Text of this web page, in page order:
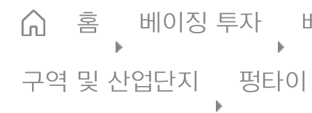
홈 베이징 투자
구역 및 산업단지
펑타이